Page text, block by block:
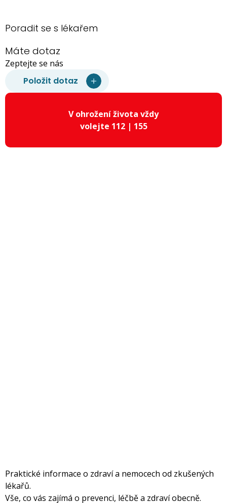
Poradit se s lékařem
Máte dotaz
Zeptejte se nás
Položit dotaz
V ohrožení života vždy
volejte 112 | 155
Praktické informace o zdraví a nemocech od zkušených
lékařů.
Vše, co vás zajímá o prevenci, léčbě a zdraví obecně.